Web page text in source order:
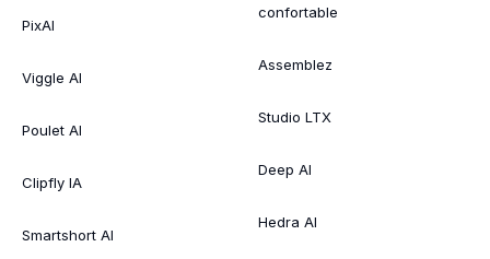
PixAI
Viggle AI
Poulet AI
Clipfly IA
Smartshort AI
confortable
Assemblez
Studio LTX
Deep AI
Hedra AI